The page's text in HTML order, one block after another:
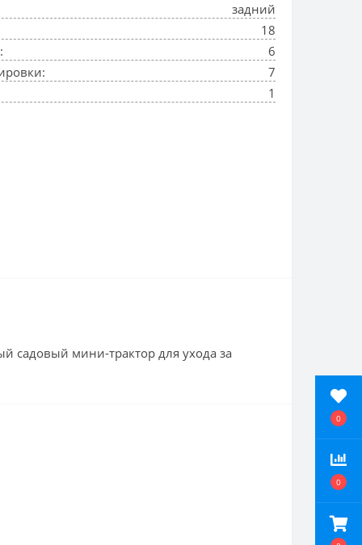
0
0
задний
18
6
7
1
садовый мини-трактор для ухода за